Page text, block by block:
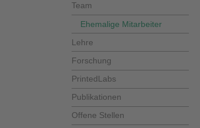
Team
Ehemalige Mitarbeiter
Lehre
Forschung
PrintedLabs
Publikationen
Offene Stellen